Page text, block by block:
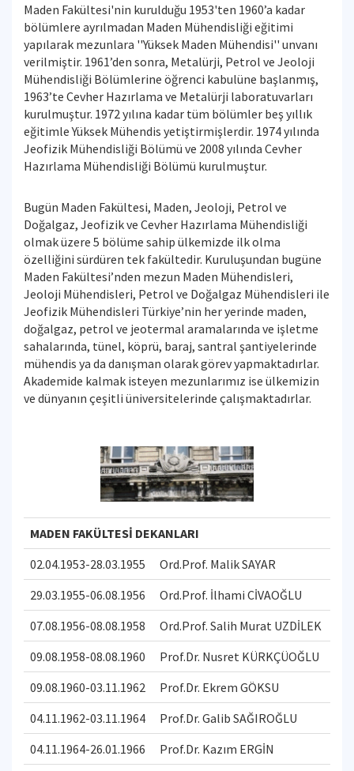
Maden Fakültesi'nin kurulduğu 1953'ten 1960’a kadar
bölümlere ayrılmadan Maden Mühendisliği eğitimi
yapılarak mezunlara ''Yüksek Maden Mühendisi'' unvanı
verilmiştir. 1961’den sonra, Metalürji, Petrol ve Jeoloji
Mühendisliği Bölümlerine öğrenci kabulüne başlanmış,
1963’te Cevher Hazırlama ve Metalürji laboratuvarları
kurulmuştur. 1972 yılına kadar tüm bölümler beş yıllık
eğitimle Yüksek Mühendis yetiştirmişlerdir. 1974 yılında
Jeofizik Mühendisliği Bölümü ve 2008 yılında Cevher
Hazırlama Mühendisliği Bölümü kurulmuştur.
Bugün Maden Fakültesi, Maden, Jeoloji, Petrol ve
Doğalgaz, Jeofizik ve Cevher Hazırlama Mühendisliği
olmak üzere 5 bölüme sahip ülkemizde ilk olma
özelliğini sürdüren tek fakültedir. Kuruluşundan bugüne
Maden Fakültesi’nden mezun Maden Mühendisleri,
Jeoloji Mühendisleri, Petrol ve Doğalgaz Mühendisleri ile
Jeofizik Mühendisleri Türkiye’nin her yerinde maden,
doğalgaz, petrol ve jeotermal aramalarında ve işletme
sahalarında, tünel, köprü, baraj, santral şantiyelerinde
mühendis ya da danışman olarak görev yapmaktadırlar.
Akademide kalmak isteyen mezunlarımız ise ülkemizin
ve dünyanın çeşitli üniversitelerinde çalışmaktadırlar.
MADEN FAKÜLTESİ DEKANLARI
02.04.1953-28.03.1955
Ord.Prof. Malik SAYAR
29.03.1955-06.08.1956
Ord.Prof. İlhami CİVAOĞLU
07.08.1956-08.08.1958
Ord.Prof. Salih Murat UZDİLEK
09.08.1958-08.08.1960
Prof.Dr. Nusret KÜRKÇÜOĞLU
09.08.1960-03.11.1962
Prof.Dr. Ekrem GÖKSU
04.11.1962-03.11.1964
Prof.Dr. Galib SAĞIROĞLU
04.11.1964-26.01.1966
Prof.Dr. Kazım ERGİN